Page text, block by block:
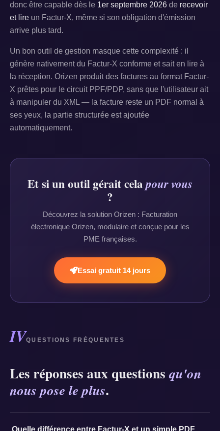
donc être capable dès le 1er septembre 2026 de recevoir
et lire un Factur-X, même si son obligation d'émission
arrive plus tard.
Un bon outil de gestion masque cette complexité : il
génère nativement du Factur-X conforme et sait en lire à
la réception. Orizen produit des factures au format Factur-
X prêtes pour le circuit PPF/PDP, sans que l'utilisateur ait
à manipuler du XML — la facture reste un PDF normal à
ses yeux, la partie structurée est ajoutée
automatiquement.
Et si un outil gérait celapour vous
?
Découvrez la solution Orizen : Facturation
électronique Orizen, modulaire et conçue pour les
PME françaises.
Essai gratuit 14 jours
IVQUESTIONS FRÉQUENTES
Les réponses aux questions qu'on
nous pose le plus.
Quelle différence entre Factur-X et un simple PDF